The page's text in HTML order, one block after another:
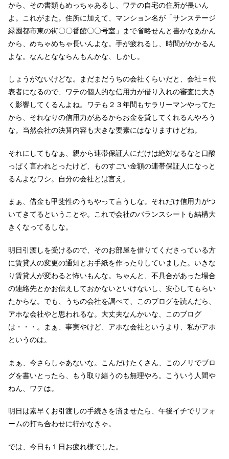
から、その書類もめっちゃあるし、ワテの自宅の住所が長いん
よ。これがまた。住所に加えて、マンション名が「サンステージ
緑園都市東の街〇〇番館〇〇号室」まで省略せんと書かなあかん
から、めちゃめちゃ長いんよな。手が疲れるし、時間がかかるん
よな。なんとなならんもんかな、しかし。
しょうがないけどな。まだまだうちの会社くらいだと、会社＝代
表者になるので、ワテの個人的な信用力が借り入れの審査に大き
く影響してくるんよね。ワテも２３年間もサラリーマンやってた
から、それなりの信用力があるからお金を貸してくれるんやろう
な。当然会社の決算内容も大きな要素にはなりますけどね。
それにしてもなぁ、親から連帯保証人にだけは絶対なるなと口酸
っぱく言われとったけど、ものすごい金額の連帯保証人になっと
るんよなワシ。自分の会社とは言え。
まぁ、借金も甲斐性のうちやって言うしな。それだけ信用力がつ
いてきてるということや。これで会社のバランスシートも結構大
きくなってるしな。
明日引渡しを受けるので、そのお部屋を借りてくださっている方
に賃貸人の変更の通知とお手紙を作ったりしていました。いきな
り賃貸人が変わると怖いもんな。ちゃんと、不具合があった場合
の連絡先とかお伝えしておかないといけないし、安心してもらい
たからな。でも、うちの会社を調べて、このブログを読んだら、
アホな会社やと思われるな。大丈夫なんかいな、このブログ
は・・・。まぁ、事実やけど、アホな会社というより、私がアホ
というのは。
まぁ、今さらしゃあないな。こんだけたくさん、このノリでブロ
グを書いとったら、もう取り繕うのも無理やろ。こういう人間や
ねん、ワテは。
明日は素早くお引渡しの手続きを済ませたら、午後イチでリフォ
ームの打ち合わせに行かなきゃ。
では、今日も１日お疲れ様でした。